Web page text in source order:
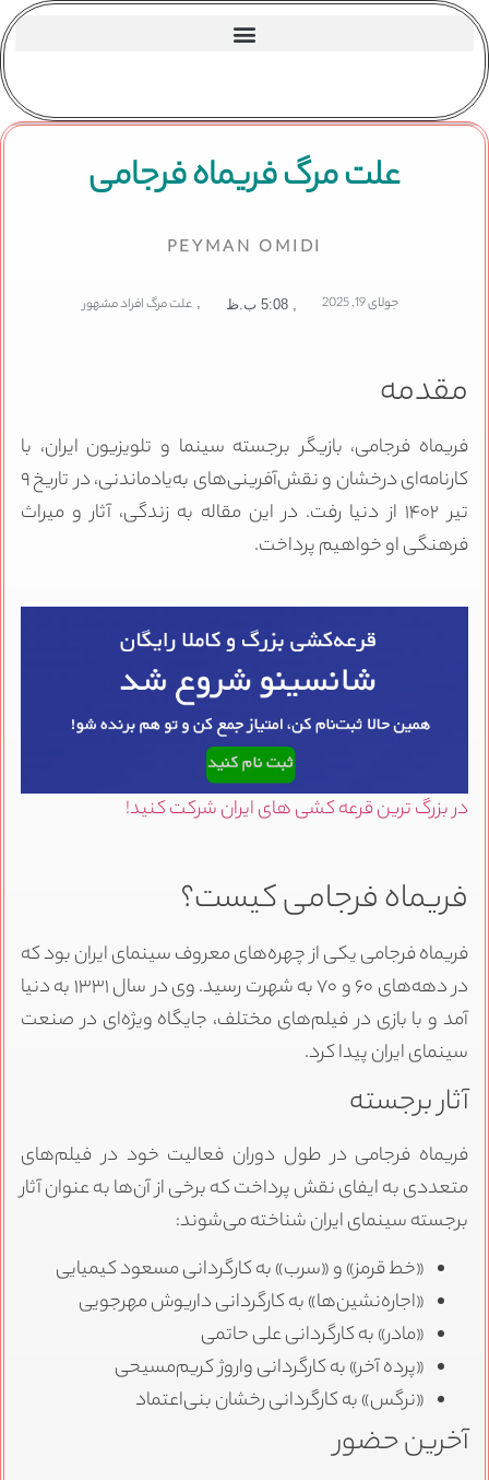
علت مرگ فریماه فرجامی
PEYMAN OMIDI
جولای 19, 2025 5:08 ب.ظ , علت مرگ افراد مشهور
مقدمه
فریماه فرجامی، بازیگر برجسته سینما و تلویزیون ایران، با
کارنامه‌ای درخشان و نقش‌آفرینی‌های به‌یادماندنی، در تاریخ ۹
تیر ۱۴۰۲ از دنیا رفت. در این مقاله به زندگی، آثار و میراث
فرهنگی او خواهیم پرداخت.
در بزرگ ترین قرعه کشی های ایران شرکت کنید!
فریماه فرجامی کیست؟
فریماه فرجامی یکی از چهره‌های معروف سینمای ایران بود که
در دهه‌های ۶۰ و ۷۰ به شهرت رسید. وی در سال ۱۳۳۱ به دنیا
آمد و با بازی در فیلم‌های مختلف، جایگاه ویژه‌ای در صنعت
سینمای ایران پیدا کرد.
آثار برجسته
فریماه فرجامی در طول دوران فعالیت خود در فیلم‌های
متعددی به ایفای نقش پرداخت که برخی از آن‌ها به عنوان آثار
برجسته سینمای ایران شناخته می‌شوند:
«خط قرمز» و «سرب» به کارگردانی مسعود کیمیایی
«اجاره‌نشین‌ها» به کارگردانی داریوش مهرجویی
«مادر» به کارگردانی علی حاتمی
«پرده آخر» به کارگردانی واروژ کریم‌مسیحی
«نرگس» به کارگردانی رخشان بنی‌اعتماد
آخرین حضور